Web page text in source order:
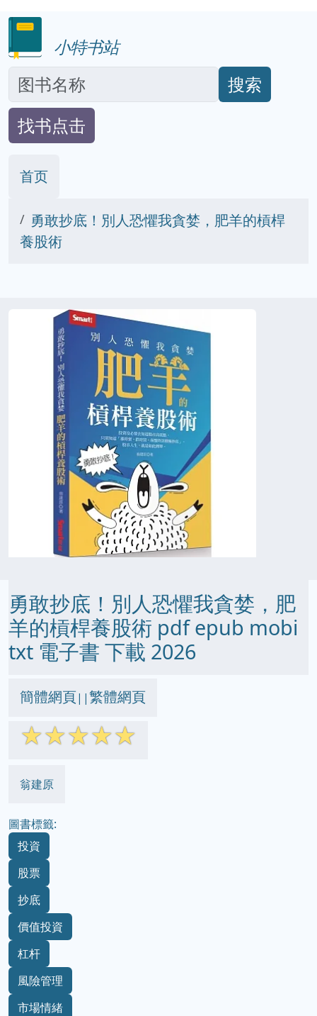
小特书站
搜索
找书点击
首页
勇敢抄底！別人恐懼我貪婪，肥羊的槓桿
養股術
勇敢抄底！別人恐懼我貪婪，肥
羊的槓桿養股術 pdf epub mobi
txt 電子書 下載 2026
簡體網頁||繁體網頁
☆☆☆☆☆
翁建原
圖書標籤:
投資
股票
抄底
價值投資
杠杆
風險管理
市場情緒